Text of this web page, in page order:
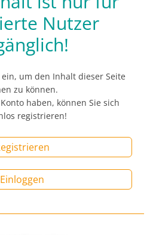
Nutzer
um den Inhalt dieser Seite
zu können.
haben, können Sie sich
registrieren!
Einloggen